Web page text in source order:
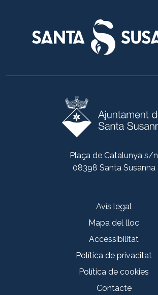
Plaça de Catalunya s/n
08398 Santa Susanna
Avís legal
Mapa del lloc
Accessibilitat
Política de privacitat
Política de cookies
Contacte